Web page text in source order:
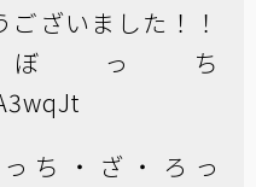
ざいました！！
っち
ち・ざ・ろっ